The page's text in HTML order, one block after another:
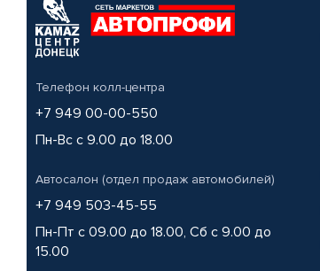
Телефон колл-центра
+7 949 00-00-550
Пн-Вс с 9.00 до 18.00
Автосалон (отдел продаж автомобилей)
+7 949 503-45-55
Пн-Пт с 09.00 до 18.00, Сб с 9.00 до
15.00